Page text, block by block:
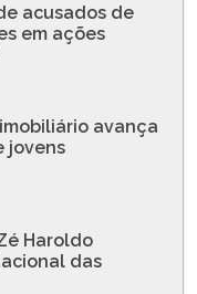
acusados de
em ações
avança
jovens
Haroldo
das